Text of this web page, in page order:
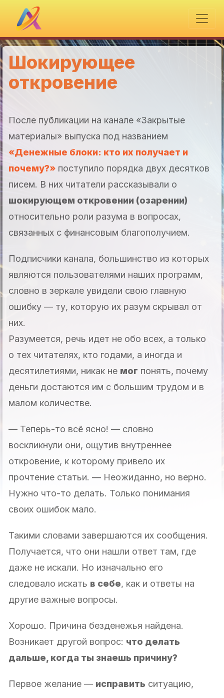
Шокирующее
откровение
После публикации на канале «Закрытые
материалы» выпуска под названием
«Денежные блоки: кто их получает и
почему?» поступило порядка двух десятков
писем. В них читатели рассказывали о
шокирующем откровении (озарении)
относительно роли разума в вопросах,
связанных с финансовым благополучием.
Подписчики канала, большинство из которых
являются пользователями наших программ,
словно в зеркале увидели свою главную
ошибку — ту, которую их разум скрывал от
них.
Разумеется, речь идет не обо всех, а только
о тех читателях, кто годами, а иногда и
десятилетиями, никак не мог понять, почему
деньги достаются им с большим трудом и в
малом количестве.
— Теперь-то всё ясно! — словно
воскликнули они, ощутив внутреннее
откровение, к которому привело их
прочтение статьи. — Неожиданно, но верно.
Нужно что-то делать. Только понимания
своих ошибок мало.
Такими словами завершаются их сообщения.
Получается, что они нашли ответ там, где
даже не искали. Но изначально его
следовало искать в себе, как и ответы на
другие важные вопросы.
Хорошо. Причина безденежья найдена.
Возникает другой вопрос: что делать
дальше, когда ты знаешь причину?
Первое желание — исправить ситуацию,